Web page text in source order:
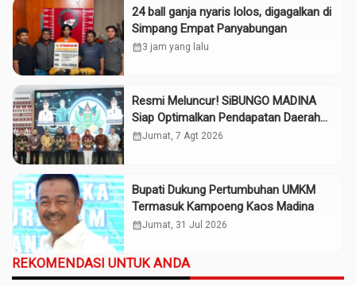
24 ball ganja nyaris lolos, digagalkan di
Simpang Empat Panyabungan
calendar_month3 jam yang lalu
Resmi Meluncur! SiBUNGO MADINA
Siap Optimalkan Pendapatan Daerah
Madina
calendar_monthJumat, 7 Agt 2026
Bupati Dukung Pertumbuhan UMKM
Termasuk Kampoeng Kaos Madina
calendar_monthJumat, 31 Jul 2026
REKOMENDASI UNTUK ANDA